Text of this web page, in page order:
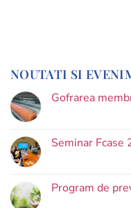
NOUTATI SI
Gofrarea
Seminar Fcase
Program de